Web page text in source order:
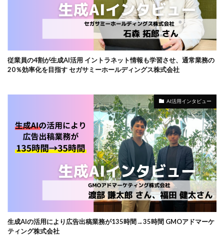
従業員の4割が生成AI活用 イントラネット情報も学習させ、通常業務の
20％効率化を目指す セガサミーホールディングス株式会社
AI活用インタビュー
生成AIの活用により広告出稿業務が135時間→35時間 GMOアドマーケ
ティング株式会社